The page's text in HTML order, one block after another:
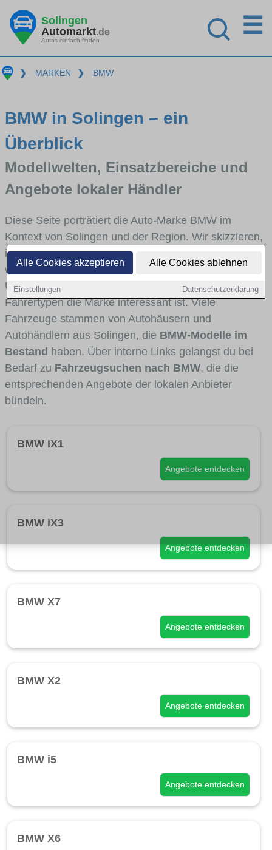
Alle Cookies akzeptieren Alle Cookies ablehnen
Einstellungen Datenschutzerklärung
Solingen
Automarkt.de
Autos einfach finden
☰
❯ MARKEN ❯ BMW
BMW in Solingen – ein
Überblick
Modellwelten, Einsatzbereiche und
Angebote lokaler Händler
Diese Seite porträtiert die Auto-Marke BMW im
Kontext von Solingen und der Region. Wir skizzieren,
in welchen Fahrzeugklassen BMW stark vertreten ist,
welche Modellreihen häufig im Stadt- und
Umlandverkehr zu sehen sind und für welche
Fahrertypen die Marke interessant ist. Viele
Fahrzeuge stammen von Autohäusern und
Autohändlern aus Solingen, die BMW-Modelle im
Bestand haben. Über interne Links gelangst du bei
Bedarf zu Fahrzeugsuchen nach BMW, die die
entsprechenden Angebote der lokalen Anbieter
bündeln.
BMW iX1
Angebote entdecken
BMW iX3
Angebote entdecken
BMW X7
Angebote entdecken
BMW X2
Angebote entdecken
BMW i5
Angebote entdecken
BMW X6